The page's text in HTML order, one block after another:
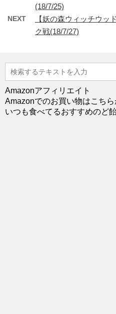
(18/7/25)
NEXT
【妖の森ウィッチウッ
ク戦(18/7/27)
Amazonアフィリエイト
Amazonでのお買い物はこちら
いつも食べてるおすすめのど